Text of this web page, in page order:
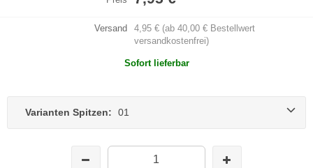
Versand
4,95 € (ab 40,00 € Bestellwert
versandkostenfrei)
Sofort lieferbar
Varianten Spitzen: 01